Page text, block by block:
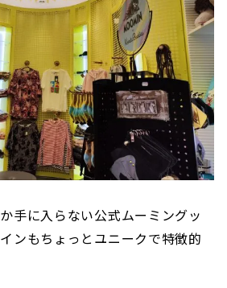
手に入らない公式ムーミングッ
ンもちょっとユニークで特徴的